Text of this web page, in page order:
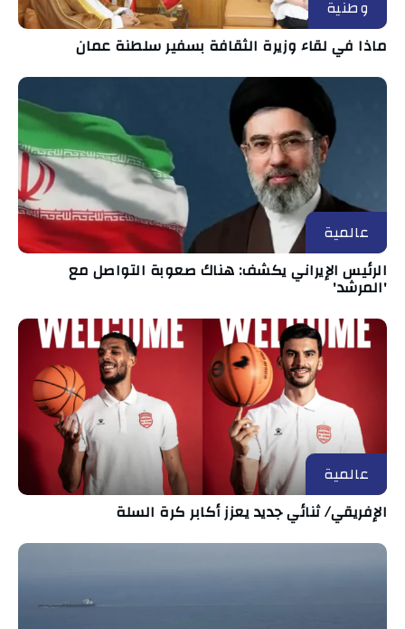
وطنية
ماذا في لقاء وزيرة الثقافة بسفير سلطنة عمان
عالمية
الرئيس الإيراني يكشف: هناك صعوبة التواصل مع
'المرشد'
عالمية
الإفريقي/ ثنائي جديد يعزز أكابر كرة السلة